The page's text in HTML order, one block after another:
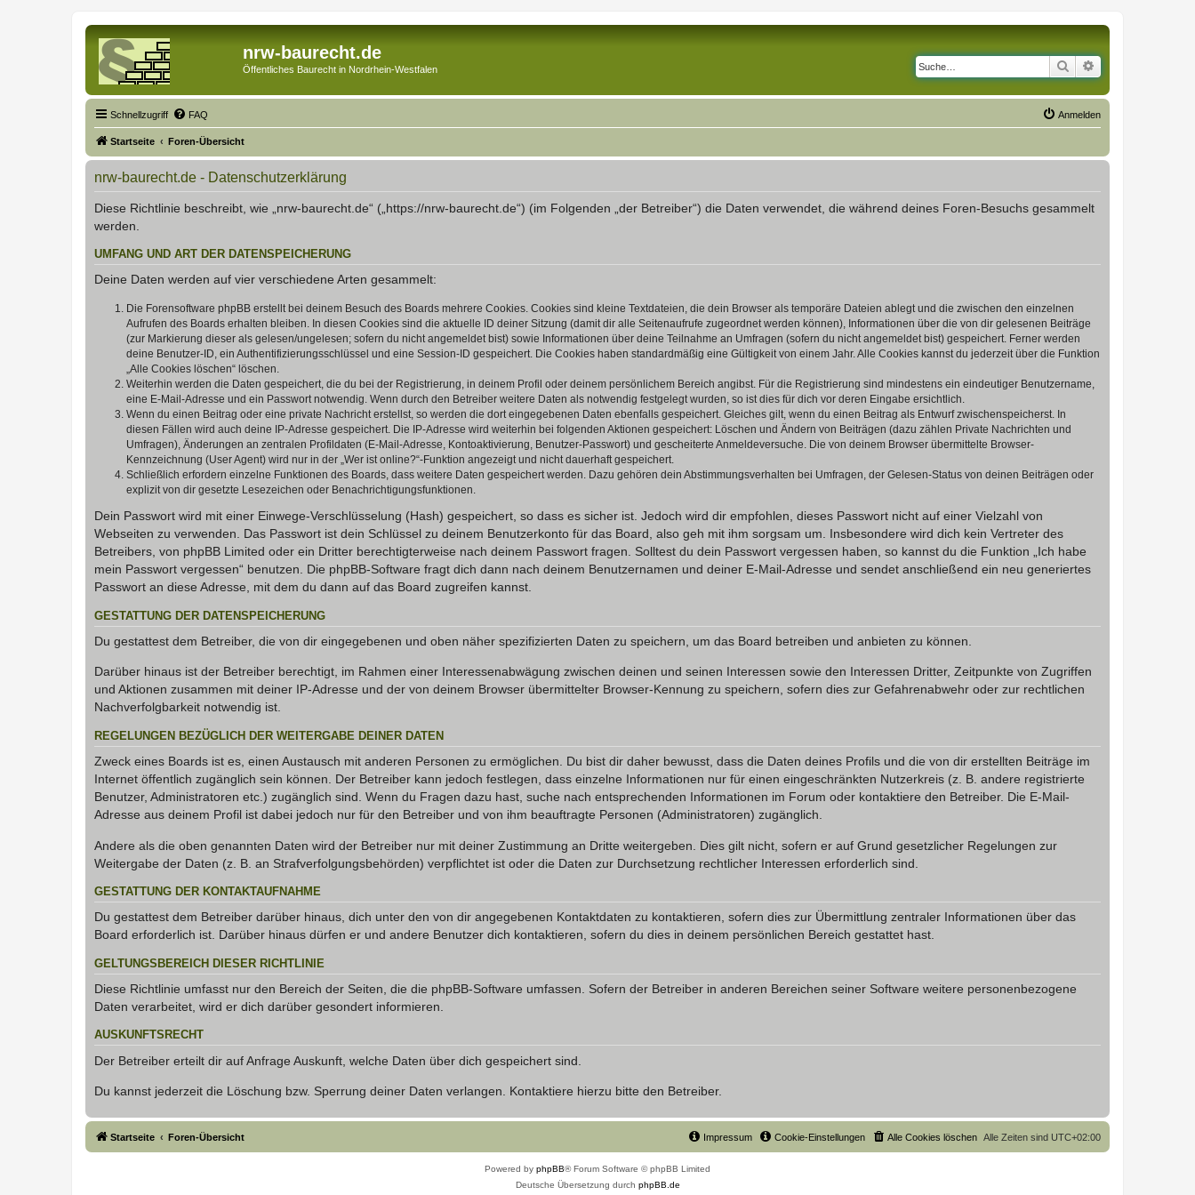
nrw-baurecht.de
Öffentliches Baurecht in Nordrhein-Westfalen Suche
Schnellzugriff FAQ Anmelden
Startseite Foren-Übersicht
nrw-baurecht.de - Datenschutzerklärung
Diese Richtlinie beschreibt, wie „nrw-baurecht.de“ („https://nrw-baurecht.de“) (im Folgenden „der Betreiber“) die Daten verwendet, die während deines Foren-Besuchs gesammelt
werden.
UMFANG UND ART DER DATENSPEICHERUNG
Deine Daten werden auf vier verschiedene Arten gesammelt:
Die Forensoftware phpBB erstellt bei deinem Besuch des Boards mehrere Cookies. Cookies sind kleine Textdateien, die dein Browser als temporäre Dateien ablegt und die zwischen den einzelnen
Aufrufen des Boards erhalten bleiben. In diesen Cookies sind die aktuelle ID deiner Sitzung (damit dir alle Seitenaufrufe zugeordnet werden können), Informationen über die von dir gelesenen Beiträge
(zur Markierung dieser als gelesen/ungelesen; sofern du nicht angemeldet bist) sowie Informationen über deine Teilnahme an Umfragen (sofern du nicht angemeldet bist) gespeichert. Ferner werden
deine Benutzer-ID, ein Authentifizierungsschlüssel und eine Session-ID gespeichert. Die Cookies haben standardmäßig eine Gültigkeit von einem Jahr. Alle Cookies kannst du jederzeit über die Funktion
„Alle Cookies löschen“ löschen.
Weiterhin werden die Daten gespeichert, die du bei der Registrierung, in deinem Profil oder deinem persönlichem Bereich angibst. Für die Registrierung sind mindestens ein eindeutiger Benutzername,
eine E-Mail-Adresse und ein Passwort notwendig. Wenn durch den Betreiber weitere Daten als notwendig festgelegt wurden, so ist dies für dich vor deren Eingabe ersichtlich.
Wenn du einen Beitrag oder eine private Nachricht erstellst, so werden die dort eingegebenen Daten ebenfalls gespeichert. Gleiches gilt, wenn du einen Beitrag als Entwurf zwischenspeicherst. In
diesen Fällen wird auch deine IP-Adresse gespeichert. Die IP-Adresse wird weiterhin bei folgenden Aktionen gespeichert: Löschen und Ändern von Beiträgen (dazu zählen Private Nachrichten und
Umfragen), Änderungen an zentralen Profildaten (E-Mail-Adresse, Kontoaktivierung, Benutzer-Passwort) und gescheiterte Anmeldeversuche. Die von deinem Browser übermittelte Browser-
Kennzeichnung (User Agent) wird nur in der „Wer ist online?“-Funktion angezeigt und nicht dauerhaft gespeichert.
Schließlich erfordern einzelne Funktionen des Boards, dass weitere Daten gespeichert werden. Dazu gehören dein Abstimmungsverhalten bei Umfragen, der Gelesen-Status von deinen Beiträgen oder
explizit von dir gesetzte Lesezeichen oder Benachrichtigungsfunktionen.
Dein Passwort wird mit einer Einwege-Verschlüsselung (Hash) gespeichert, so dass es sicher ist. Jedoch wird dir empfohlen, dieses Passwort nicht auf einer Vielzahl von
Webseiten zu verwenden. Das Passwort ist dein Schlüssel zu deinem Benutzerkonto für das Board, also geh mit ihm sorgsam um. Insbesondere wird dich kein Vertreter des
Betreibers, von phpBB Limited oder ein Dritter berechtigterweise nach deinem Passwort fragen. Solltest du dein Passwort vergessen haben, so kannst du die Funktion „Ich habe
mein Passwort vergessen“ benutzen. Die phpBB-Software fragt dich dann nach deinem Benutzernamen und deiner E-Mail-Adresse und sendet anschließend ein neu generiertes
Passwort an diese Adresse, mit dem du dann auf das Board zugreifen kannst.
GESTATTUNG DER DATENSPEICHERUNG
Du gestattest dem Betreiber, die von dir eingegebenen und oben näher spezifizierten Daten zu speichern, um das Board betreiben und anbieten zu können.
Darüber hinaus ist der Betreiber berechtigt, im Rahmen einer Interessenabwägung zwischen deinen und seinen Interessen sowie den Interessen Dritter, Zeitpunkte von Zugriffen
und Aktionen zusammen mit deiner IP-Adresse und der von deinem Browser übermittelter Browser-Kennung zu speichern, sofern dies zur Gefahrenabwehr oder zur rechtlichen
Nachverfolgbarkeit notwendig ist.
REGELUNGEN BEZÜGLICH DER WEITERGABE DEINER DATEN
Zweck eines Boards ist es, einen Austausch mit anderen Personen zu ermöglichen. Du bist dir daher bewusst, dass die Daten deines Profils und die von dir erstellten Beiträge im
Internet öffentlich zugänglich sein können. Der Betreiber kann jedoch festlegen, dass einzelne Informationen nur für einen eingeschränkten Nutzerkreis (z. B. andere registrierte
Benutzer, Administratoren etc.) zugänglich sind. Wenn du Fragen dazu hast, suche nach entsprechenden Informationen im Forum oder kontaktiere den Betreiber. Die E-Mail-
Adresse aus deinem Profil ist dabei jedoch nur für den Betreiber und von ihm beauftragte Personen (Administratoren) zugänglich.
Andere als die oben genannten Daten wird der Betreiber nur mit deiner Zustimmung an Dritte weitergeben. Dies gilt nicht, sofern er auf Grund gesetzlicher Regelungen zur
Weitergabe der Daten (z. B. an Strafverfolgungsbehörden) verpflichtet ist oder die Daten zur Durchsetzung rechtlicher Interessen erforderlich sind.
GESTATTUNG DER KONTAKTAUFNAHME
Du gestattest dem Betreiber darüber hinaus, dich unter den von dir angegebenen Kontaktdaten zu kontaktieren, sofern dies zur Übermittlung zentraler Informationen über das
Board erforderlich ist. Darüber hinaus dürfen er und andere Benutzer dich kontaktieren, sofern du dies in deinem persönlichen Bereich gestattet hast.
GELTUNGSBEREICH DIESER RICHTLINIE
Diese Richtlinie umfasst nur den Bereich der Seiten, die die phpBB-Software umfassen. Sofern der Betreiber in anderen Bereichen seiner Software weitere personenbezogene
Daten verarbeitet, wird er dich darüber gesondert informieren.
AUSKUNFTSRECHT
Der Betreiber erteilt dir auf Anfrage Auskunft, welche Daten über dich gespeichert sind.
Du kannst jederzeit die Löschung bzw. Sperrung deiner Daten verlangen. Kontaktiere hierzu bitte den Betreiber.
Startseite Foren-Übersicht Alle Zeiten sind UTC+02:00
Alle Cookies löschen
Cookie-Einstellungen
Impressum
Powered by phpBB® Forum Software © phpBB Limited
Deutsche Übersetzung durch phpBB.de